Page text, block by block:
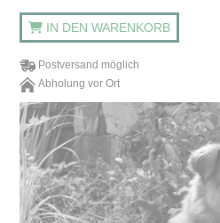
IN DEN WARENKORB
Postversand möglich
Abholung vor Ort